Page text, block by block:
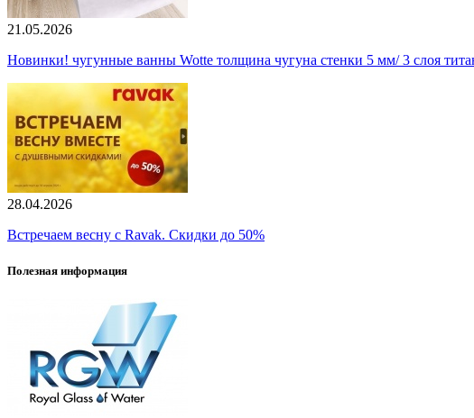
21.05.2026
Новинки! чугунные ванны Wotte толщина чугуна стенки 5 мм/ 3 слоя
28.04.2026
Встречаем весну с Ravak. Скидки до 50%
Полезная информация